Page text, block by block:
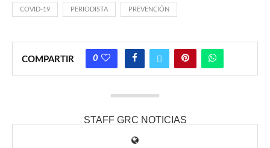
COVID-19 PERIODISTA PREVENCIÓN
COMPARTIR 0
STAFF GRC NOTICIAS